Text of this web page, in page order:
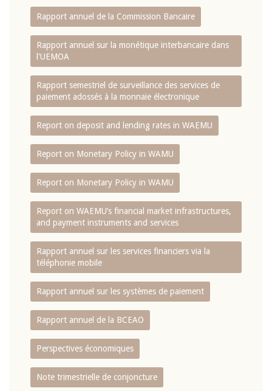
Rapport annuel de la Commission Bancaire
Rapport annuel sur la monétique interbancaire dans
l'UEMOA
Rapport semestriel de surveillance des services de
paiement adossés à la monnaie électronique
Report on deposit and lending rates in WAEMU
Report on Monetary Policy in WAMU
Report on Monetary Policy in WAMU
Report on WAEMU’s financial market infrastructures,
and payment instruments and services
Rapport annuel sur les services financiers via la
téléphonie mobile
Rapport annuel sur les systèmes de paiement
Rapport annuel de la BCEAO
Perspectives économiques
Note trimestrielle de conjoncture